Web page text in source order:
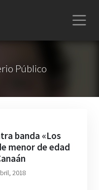
Público
banda «Los
menor de edad
2018